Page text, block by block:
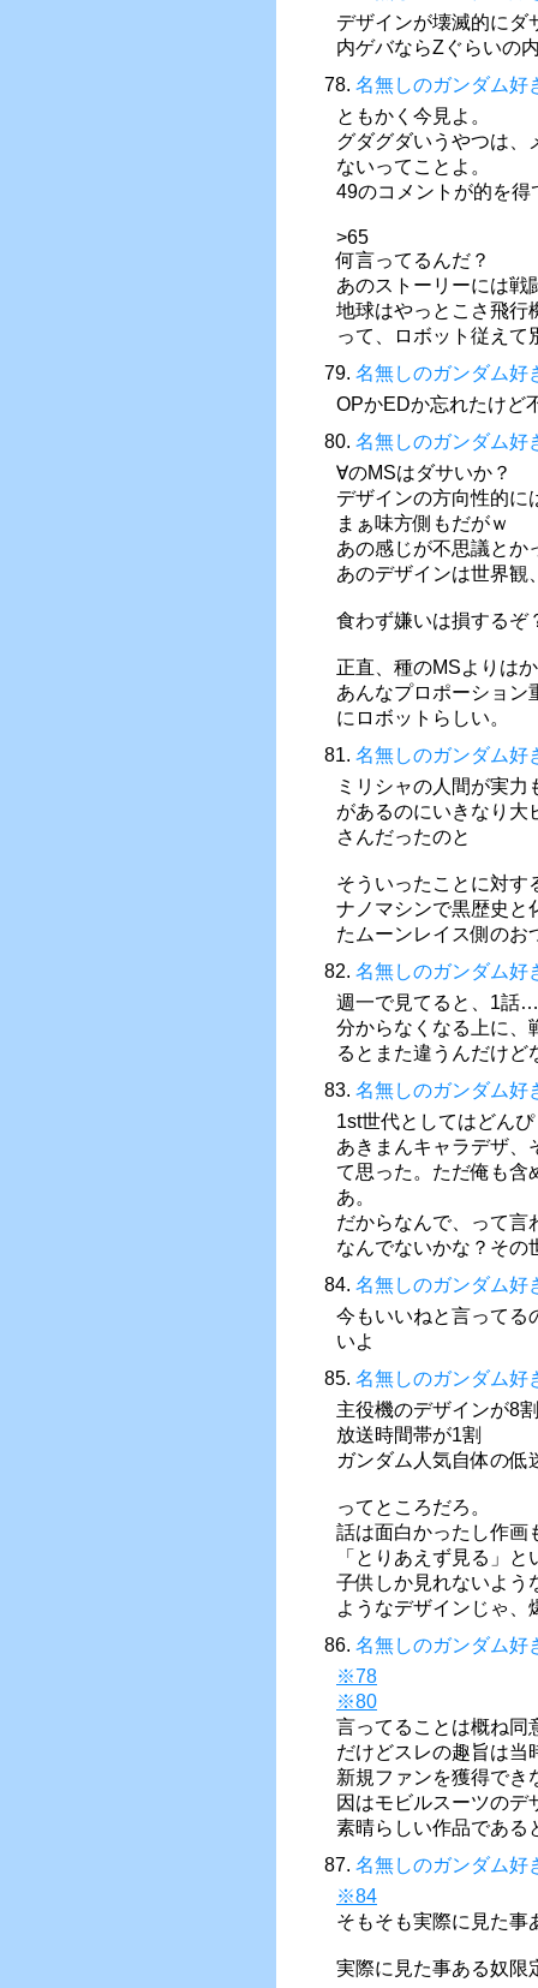
デザインが壊滅的にダ
内ゲバならZぐらいの
78. 名無しのガンダム好
ともかく今見よ。
グダグダいうやつは、
ないってことよ。
49のコメントが的を
>65
何言ってるんだ？
あのストーリーには戦
地球はやっとこさ飛行
って、ロボット従えて
79. 名無しのガンダム好
OPかEDか忘れたけど
80. 名無しのガンダム好
∀のMSはダサいか？
デザインの方向性的に
まぁ味方側もだがｗ
あの感じが不思議とか
あのデザインは世界観
食わず嫌いは損するぞ
正直、種のMSよりは
あんなプロポーション
にロボットらしい。
81. 名無しのガンダム好
ミリシャの人間が実
があるのにいきなり大
さんだったのと
そういったことに対す
ナノマシンで黒歴史と
たムーンレイス側のお
82. 名無しのガンダム好
週一で見てると、1話
分からなくなる上に、
るとまた違うんだけど
83. 名無しのガンダム好
1st世代としてはどん
あきまんキャラデザ、
て思った。ただ俺も含
あ。
だからなんで、って言
なんでないかな？その
84. 名無しのガンダム好
今もいいねと言ってる
いよ
85. 名無しのガンダム好
主役機のデザインが8割
放送時間帯が1割
ガンダム人気自体の低
ってところだろ。
話は面白かったし作画
「とりあえず見る」
子供しか見れないよう
ようなデザインじゃ、
86. 名無しのガンダム好
※78
※80
言ってることは概ね同
だけどスレの趣旨は当
新規ファンを獲得でき
因はモビルスーツのデ
素晴らしい作品である
87. 名無しのガンダム好
※84
そもそも実際に見た事
実際に見た事ある奴限